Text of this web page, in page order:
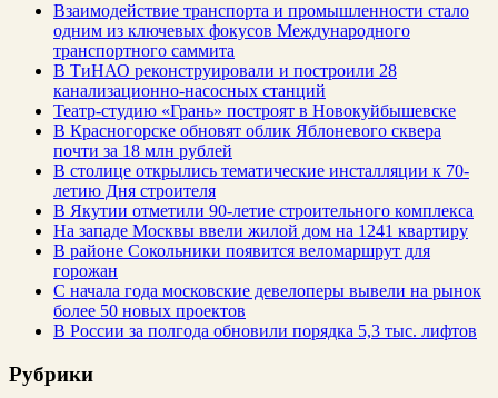
Взаимодействие транспорта и промышленности стало
одним из ключевых фокусов Международного
транспортного саммита
В ТиНАО реконструировали и построили 28
канализационно-насосных станций
Театр-студию «Грань» построят в Новокуйбышевске
В Красногорске обновят облик Яблоневого сквера
почти за 18 млн рублей
В столице открылись тематические инсталляции к 70-
летию Дня строителя
В Якутии отметили 90-летие строительного комплекса
На западе Москвы ввели жилой дом на 1241 квартиру
В районе Сокольники появится веломаршрут для
горожан
С начала года московские девелоперы вывели на рынок
более 50 новых проектов
В России за полгода обновили порядка 5,3 тыс. лифтов
Рубрики